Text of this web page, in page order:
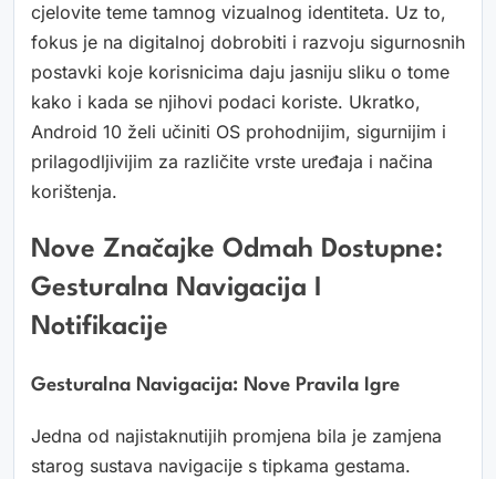
cjelovite teme tamnog vizualnog identiteta. Uz to,
fokus je na digitalnoj dobrobiti i razvoju sigurnosnih
postavki koje korisnicima daju jasniju sliku o tome
kako i kada se njihovi podaci koriste. Ukratko,
Android 10 želi učiniti OS prohodnijim, sigurnijim i
prilagodljivijim za različite vrste uređaja i načina
korištenja.
Nove Značajke Odmah Dostupne:
Gesturalna Navigacija I
Notifikacije
Gesturalna Navigacija: Nove Pravila Igre
Jedna od najistaknutijih promjena bila je zamjena
starog sustava navigacije s tipkama gestama.